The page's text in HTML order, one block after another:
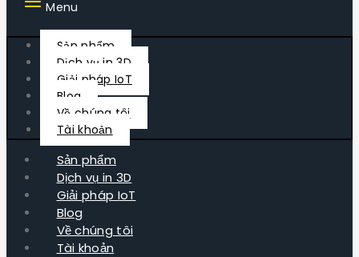
Menu
Sản phẩm
Dịch vụ in 3D
Giải pháp IoT
Blog
Về chúng tôi
Tài khoản
Sản phẩm
Dịch vụ in 3D
Giải pháp IoT
Blog
Về chúng tôi
Tài khoản